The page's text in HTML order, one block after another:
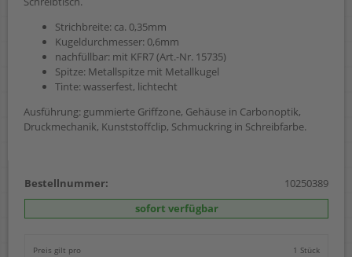
Strichbreite: ca. 0,35mm
Kugeldurchmesser: 0,6mm
nachfüllbar: mit KFR7 (Art.-Nr. 15735)
Spitze: Metallspitze mit Metallkugel
Tinte: wasserfest, lichtecht
Ausführung: gummierte Griffzone, Gehäuse in Carbonoptik,
Druckmechanik, Kunststoffclip, Schmuckring in Schreibfarbe.
Bestellnummer:
10250389
sofort verfügbar
Preis gilt pro
1 Stück